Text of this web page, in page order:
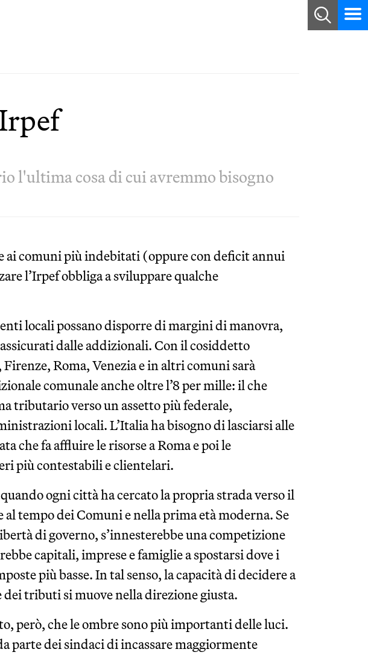
l'ultima cosa di cui avremmo bisogno
ai comuni più indebitati (oppure con deficit annui
l’Irpef obbliga a sviluppare qualche
locali possano disporre di margini di manovra,
dalle addizionali. Con il cosiddetto
Roma, Venezia e in altri comuni sarà
comunale anche oltre l’8 per mille: il che
tributario verso un assetto più federale,
locali. L’Italia ha bisogno di lasciarsi alle
che fa affluire le risorse a Roma e poi le
più contestabili e clientelari.
ogni città ha cercato la propria strada verso il
al tempo dei Comuni e nella prima età moderna. Se
di governo, s’innesterebbe una competizione
capitali, imprese e famiglie a spostarsi dove i
più basse. In tal senso, la capacità di decidere a
tributi si muove nella direzione giusta.
però, che le ombre sono più importanti delle luci.
parte dei sindaci di incassare maggiormente